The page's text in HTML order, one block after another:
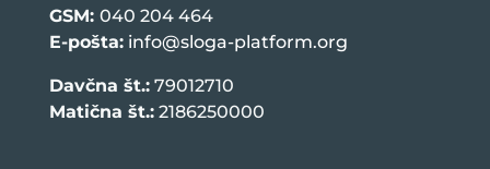
GSM: 040 204 464
E-pošta: info@sloga-platform.org
Davčna št.:79012710
Matična št.:2186250000